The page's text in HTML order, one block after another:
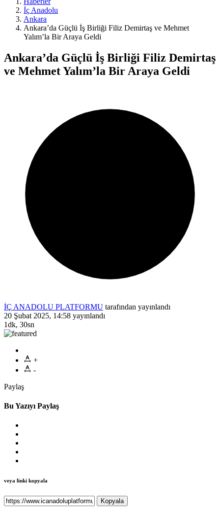
İç Anadolu
Ankara
Ankara’da Güçlü İş Birliği Filiz Demirtaş ve Mehmet
Yalım’la Bir Araya Geldi
Ankara’da Güçlü İş Birliği Filiz Demirtaş
ve Mehmet Yalım’la Bir Araya Geldi
İÇ ANADOLU PLATFORMU tarafından yayınlandı
20 Şubat 2025, 14:58 yayınlandı
1dk, 30sn
+
-
Paylaş
Bu Yazıyı Paylaş
veya linki kopyala
Kopyala